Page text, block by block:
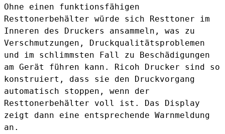
Ohne einen funktionsfähigen
Resttonerbehälter würde sich Resttoner im
Inneren des Druckers ansammeln, was zu
Verschmutzungen, Druckqualitätsproblemen
und im schlimmsten Fall zu Beschädigungen
am Gerät führen kann. Ricoh Drucker sind so
konstruiert, dass sie den Druckvorgang
automatisch stoppen, wenn der
Resttonerbehälter voll ist. Das Display
zeigt dann eine entsprechende Warnmeldung
an.